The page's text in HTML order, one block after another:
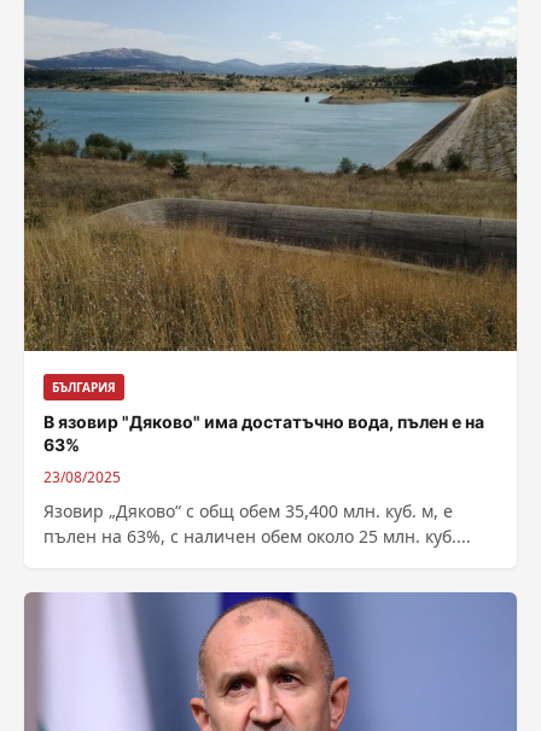
БЪЛГАРИЯ
В язовир "Дяково" има достатъчно вода, пълен е на
63%
23/08/2025
Язовир „Дяково“ с общ обем 35,400 млн. куб. м, е
пълен на 63%, с наличен обем около 25 млн. куб....